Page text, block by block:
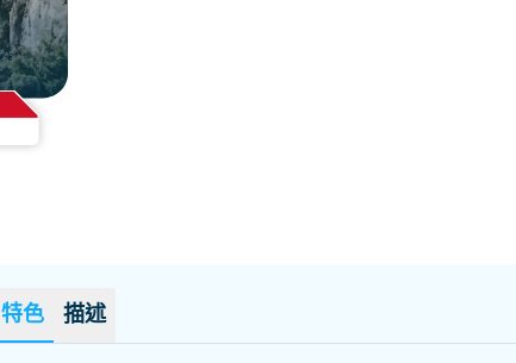
特色 描述